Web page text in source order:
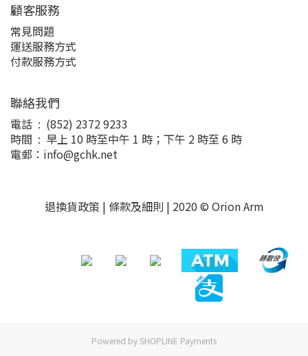
顧客服務
常見問題
運送服務方式
付款服務方式
聯絡我們
電話 : (852) 2372 9233
時間 : 早上 10 時至中午 1 時；下午 2 時至 6 時
電郵：info@gchk.net
退換貨政策 | 條款及細則 | 2020 © Orion Arm
Powered by SHOPLINE Payments